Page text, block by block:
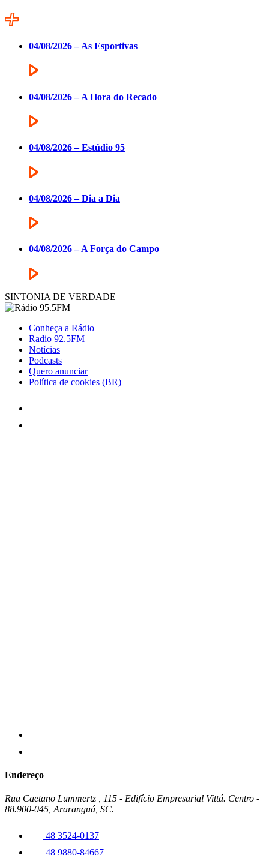
04/08/2026 – As Esportivas
04/08/2026 – A Hora do Recado
04/08/2026 – Estúdio 95
04/08/2026 – Dia a Dia
04/08/2026 – A Força do Campo
SINTONIA DE VERDADE
Conheça a Rádio
Radio 92.5FM
Notícias
Podcasts
Quero anunciar
Política de cookies (BR)
Endereço
Rua Caetano Lummertz , 115 - Edifício Empresarial Vittá. Centro -
88.900-045, Araranguá, SC.
48 3524-0137
48 9880-84667